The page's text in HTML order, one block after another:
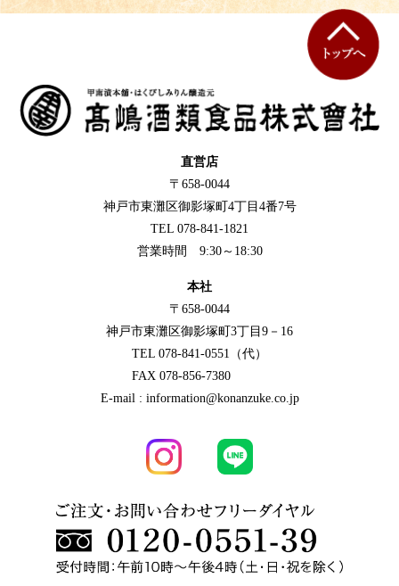
直営店
〒658-0044
神戸市東灘区御影塚町4丁目4番7号
TEL 078-841-1821
営業時間 9:30～18:30
本社
〒658-0044
神戸市東灘区御影塚町3丁目9－16
TEL 078-841-0551（代）
FAX 078-856-7380
E-mail : information@konanzuke.co.jp